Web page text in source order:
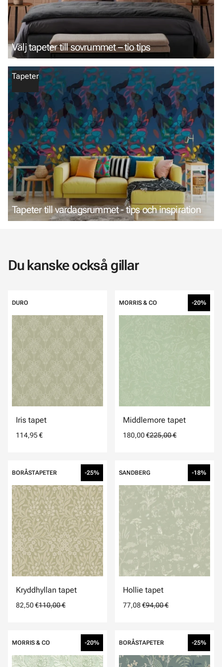
Välj tapeter till sovrummet – tio tips
Tapeter
Tapeter till vardagsrummet - tips och inspiration
Du kanske också gillar
DURO
Iris tapet
114,95 €
MORRIS & CO -20%
Middlemore tapet
180,00 €225,00 €
BORÅSTAPETER -25%
Kryddhyllan tapet
82,50 €110,00 €
SANDBERG -18%
Hollie tapet
77,08 €94,00 €
MORRIS & CO -20% BORÅSTAPETER -25%